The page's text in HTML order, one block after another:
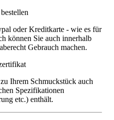
oder Kreditkarte - wie es für
können Sie auch innerhalb
Gebrauch machen.
Ihrem Schmuckstück auch
Spezifikationen
etc.) enthält.